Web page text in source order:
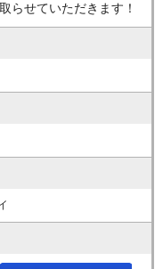
らせていただきます！